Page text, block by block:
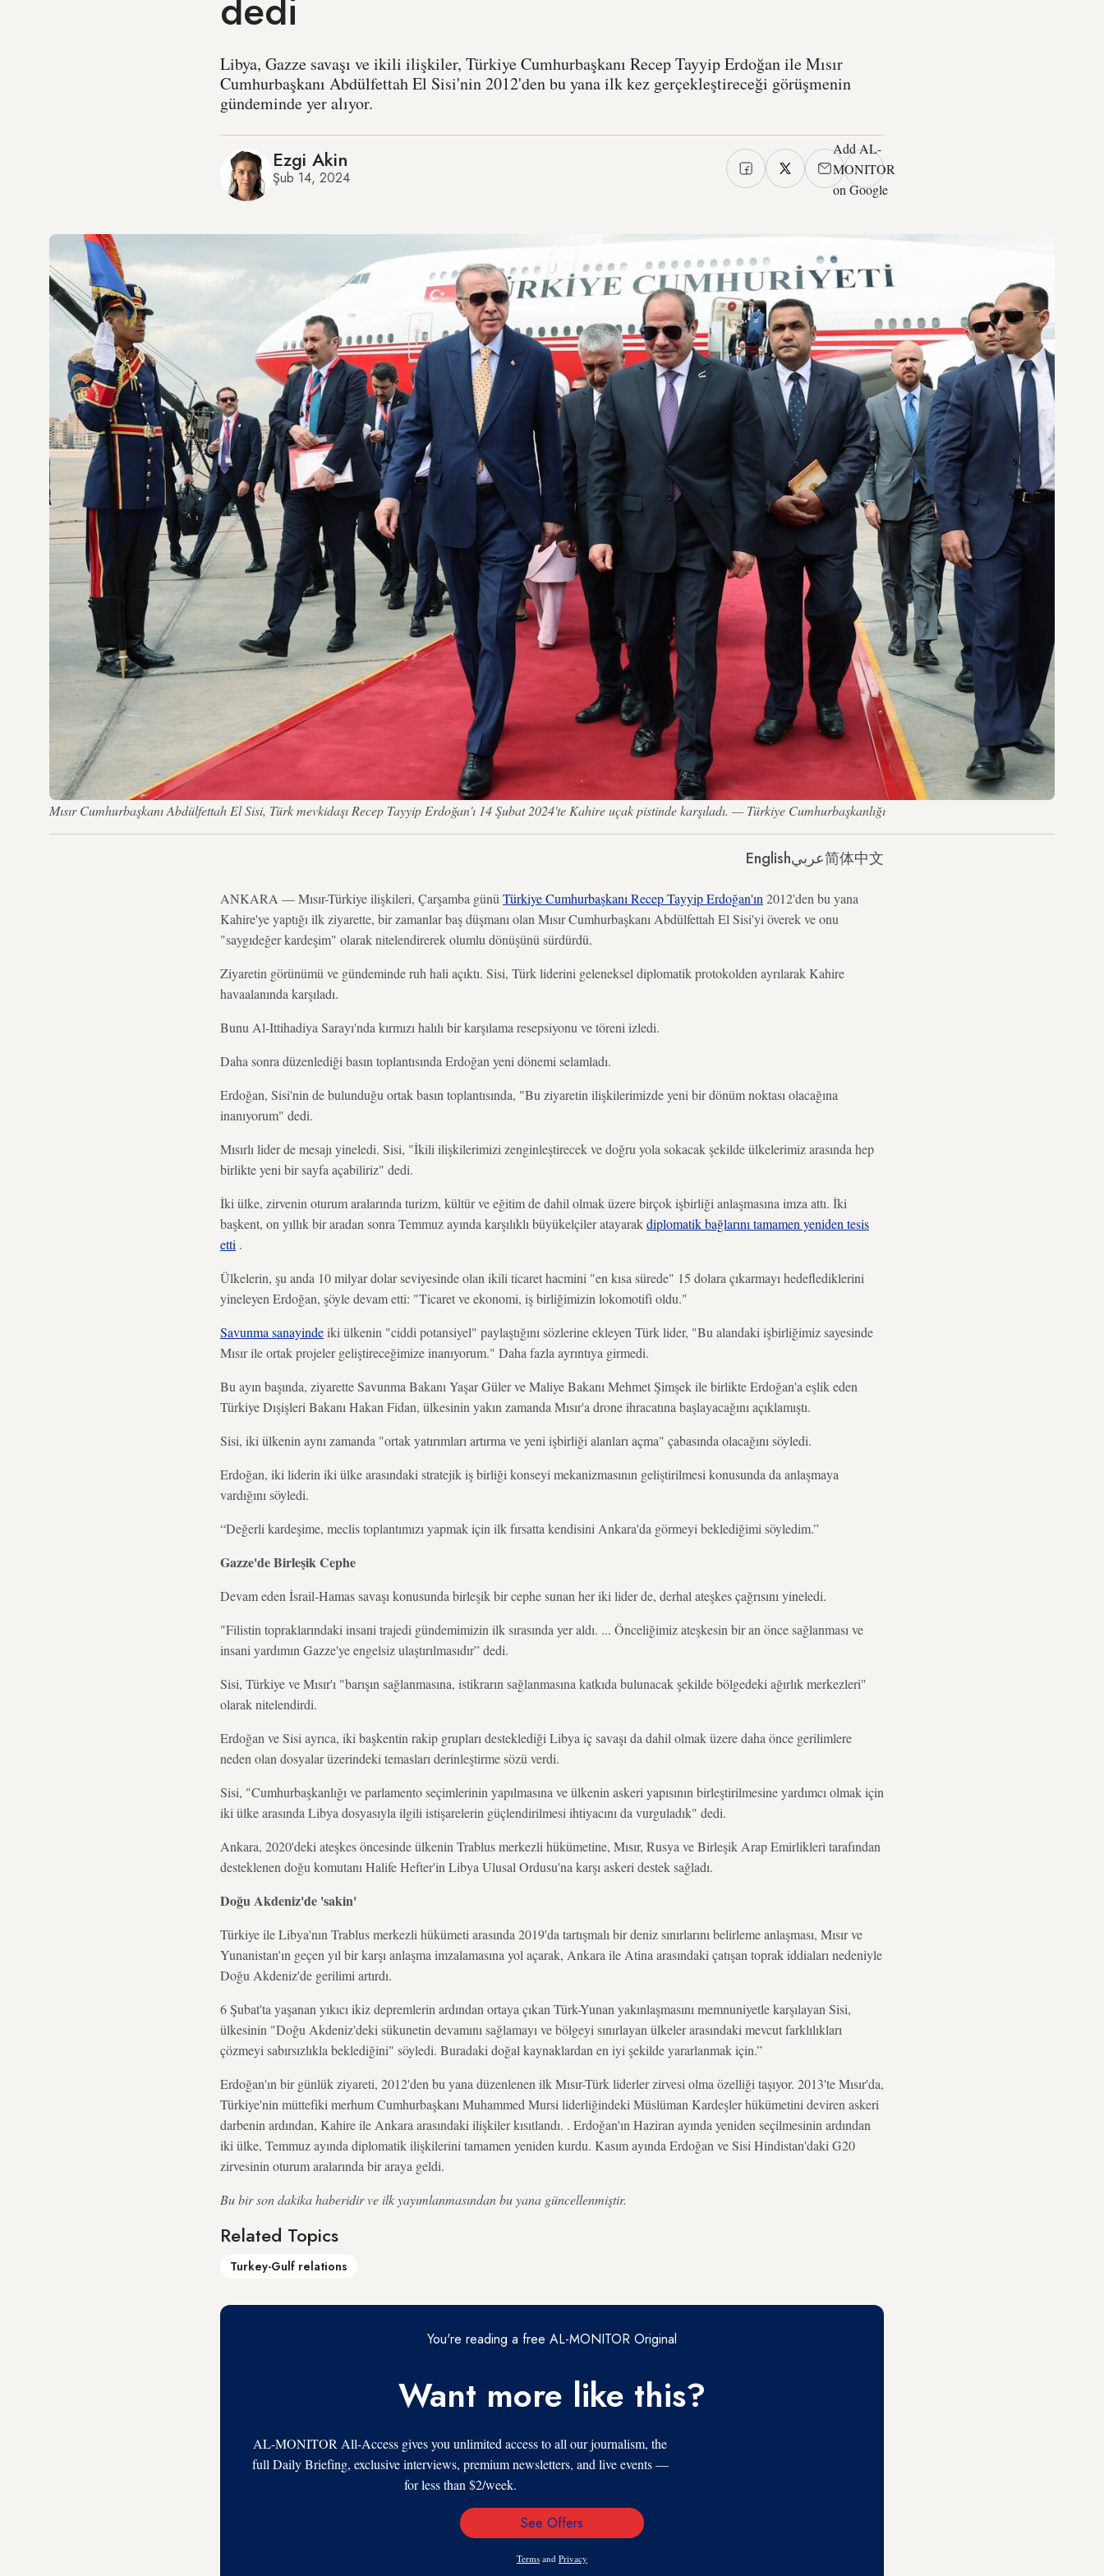
Libya, Gazze savaşı ve ikili ilişkiler, Türkiye Cumhurbaşkanı Recep Tayyip Erdoğan ile Mısır
Cumhurbaşkanı Abdülfettah El Sisi'nin 2012'den bu yana ilk kez gerçekleştireceği görüşmenin
gündeminde yer alıyor.
Ezgi Akin
Şub 14, 2024
Add AL-
MONITOR
on Google
Mısır Cumhurbaşkanı Abdülfettah El Sisi, Türk mevkidaşı Recep Tayyip Erdoğan'ı 14 Şubat 2024'te Kahire uçak pistinde karşıladı. — Türkiye Cumhurbaşkanlığı
Englishعربي简体中文
ANKARA — Mısır-Türkiye ilişkileri, Çarşamba günü Türkiye Cumhurbaşkanı Recep Tayyip Erdoğan'ın 2012'den bu yana
Kahire'ye yaptığı ilk ziyarette, bir zamanlar baş düşmanı olan Mısır Cumhurbaşkanı Abdülfettah El Sisi'yi överek ve onu
"saygıdeğer kardeşim" olarak nitelendirerek olumlu dönüşünü sürdürdü.
Ziyaretin görünümü ve gündeminde ruh hali açıktı. Sisi, Türk liderini geleneksel diplomatik protokolden ayrılarak Kahire
havaalanında karşıladı.
Bunu Al-Ittihadiya Sarayı'nda kırmızı halılı bir karşılama resepsiyonu ve töreni izledi.
Daha sonra düzenlediği basın toplantısında Erdoğan yeni dönemi selamladı.
Erdoğan, Sisi'nin de bulunduğu ortak basın toplantısında, "Bu ziyaretin ilişkilerimizde yeni bir dönüm noktası olacağına
inanıyorum" dedi.
Mısırlı lider de mesajı yineledi. Sisi, "İkili ilişkilerimizi zenginleştirecek ve doğru yola sokacak şekilde ülkelerimiz arasında hep
birlikte yeni bir sayfa açabiliriz" dedi.
İki ülke, zirvenin oturum aralarında turizm, kültür ve eğitim de dahil olmak üzere birçok işbirliği anlaşmasına imza attı. İki
başkent, on yıllık bir aradan sonra Temmuz ayında karşılıklı büyükelçiler atayarakdiplomatik bağlarını tamamen yeniden tesis
etti .
Ülkelerin, şu anda 10 milyar dolar seviyesinde olan ikili ticaret hacmini "en kısa sürede" 15 dolara çıkarmayı hedeflediklerini
yineleyen Erdoğan, şöyle devam etti: "Ticaret ve ekonomi, iş birliğimizin lokomotifi oldu."
Savunma sanayindeiki ülkenin "ciddi potansiyel" paylaştığını sözlerine ekleyen Türk lider, "Bu alandaki işbirliğimiz sayesinde
Mısır ile ortak projeler geliştireceğimize inanıyorum." Daha fazla ayrıntıya girmedi.
Bu ayın başında, ziyarette Savunma Bakanı Yaşar Güler ve Maliye Bakanı Mehmet Şimşek ile birlikte Erdoğan'a eşlik eden
Türkiye Dışişleri Bakanı Hakan Fidan, ülkesinin yakın zamanda Mısır'a drone ihracatına başlayacağını açıklamıştı.
Sisi, iki ülkenin aynı zamanda "ortak yatırımları artırma ve yeni işbirliği alanları açma" çabasında olacağını söyledi.
Erdoğan, iki liderin iki ülke arasındaki stratejik iş birliği konseyi mekanizmasının geliştirilmesi konusunda da anlaşmaya
vardığını söyledi.
“Değerli kardeşime, meclis toplantımızı yapmak için ilk fırsatta kendisini Ankara'da görmeyi beklediğimi söyledim.”
Gazze'de Birleşik Cephe
Devam eden İsrail-Hamas savaşı konusunda birleşik bir cephe sunan her iki lider de, derhal ateşkes çağrısını yineledi.
"Filistin topraklarındaki insani trajedi gündemimizin ilk sırasında yer aldı. ... Önceliğimiz ateşkesin bir an önce sağlanması ve
insani yardımın Gazze'ye engelsiz ulaştırılmasıdır” dedi.
Sisi, Türkiye ve Mısır'ı "barışın sağlanmasına, istikrarın sağlanmasına katkıda bulunacak şekilde bölgedeki ağırlık merkezleri"
olarak nitelendirdi.
Erdoğan ve Sisi ayrıca, iki başkentin rakip grupları desteklediği Libya iç savaşı da dahil olmak üzere daha önce gerilimlere
neden olan dosyalar üzerindeki temasları derinleştirme sözü verdi.
Sisi, "Cumhurbaşkanlığı ve parlamento seçimlerinin yapılmasına ve ülkenin askeri yapısının birleştirilmesine yardımcı olmak için
iki ülke arasında Libya dosyasıyla ilgili istişarelerin güçlendirilmesi ihtiyacını da vurguladık" dedi.
Ankara, 2020'deki ateşkes öncesinde ülkenin Trablus merkezli hükümetine, Mısır, Rusya ve Birleşik Arap Emirlikleri tarafından
desteklenen doğu komutanı Halife Hefter'in Libya Ulusal Ordusu'na karşı askeri destek sağladı.
Doğu Akdeniz'de 'sakin'
Türkiye ile Libya'nın Trablus merkezli hükümeti arasında 2019'da tartışmalı bir deniz sınırlarını belirleme anlaşması, Mısır ve
Yunanistan'ın geçen yıl bir karşı anlaşma imzalamasına yol açarak, Ankara ile Atina arasındaki çatışan toprak iddiaları nedeniyle
Doğu Akdeniz'de gerilimi artırdı.
6 Şubat'ta yaşanan yıkıcı ikiz depremlerin ardından ortaya çıkan Türk-Yunan yakınlaşmasını memnuniyetle karşılayan Sisi,
ülkesinin "Doğu Akdeniz'deki sükunetin devamını sağlamayı ve bölgeyi sınırlayan ülkeler arasındaki mevcut farklılıkları
çözmeyi sabırsızlıkla beklediğini" söyledi. Buradaki doğal kaynaklardan en iyi şekilde yararlanmak için.”
Erdoğan'ın bir günlük ziyareti, 2012'den bu yana düzenlenen ilk Mısır-Türk liderler zirvesi olma özelliği taşıyor. 2013'te Mısır'da,
Türkiye'nin müttefiki merhum Cumhurbaşkanı Muhammed Mursi liderliğindeki Müslüman Kardeşler hükümetini deviren askeri
darbenin ardından, Kahire ile Ankara arasındaki ilişkiler kısıtlandı. . Erdoğan'ın Haziran ayında yeniden seçilmesinin ardından
iki ülke, Temmuz ayında diplomatik ilişkilerini tamamen yeniden kurdu. Kasım ayında Erdoğan ve Sisi Hindistan'daki G20
zirvesinin oturum aralarında bir araya geldi.
Bu bir son dakika haberidir ve ilk yayımlanmasından bu yana güncellenmiştir.
Related Topics
Turkey-Gulf relations
You're reading a free AL-MONITOR Original
Want more like this?
AL-MONITOR All-Access gives you unlimited access to all our journalism, the
full Daily Briefing, exclusive interviews, premium newsletters, and live events —
for less than $2/week.
Email
See Offers
Terms and Privacy